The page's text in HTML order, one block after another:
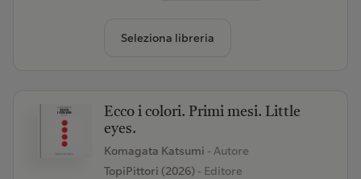
Seleziona libreria
Ecco i colori. Primi mesi. Little
eyes.
Komagata Katsumi - Autore
TopiPittori (2026)- Editore